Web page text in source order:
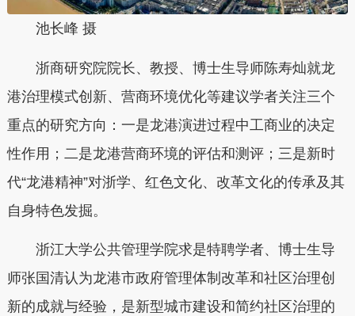
池长峰 摄
浙商研究院院长、教授、博士生导师陈寿灿就龙
港治理模式创新、营商环境优化等建议学者关注三个
重点的研究方向：一是龙港演进过程中工商业的决定
性作用；二是龙港营商环境的评估和测评；三是新时
代“龙港精神”对浙学、红色文化、改革文化的传承及其
自身特色发掘。
浙江大学公共管理学院求是特聘学者、博士生导
师张国清认为龙港市政府管理体制改革和社区治理创
新的成就与经验，是新型城市建设和简约社区治理的